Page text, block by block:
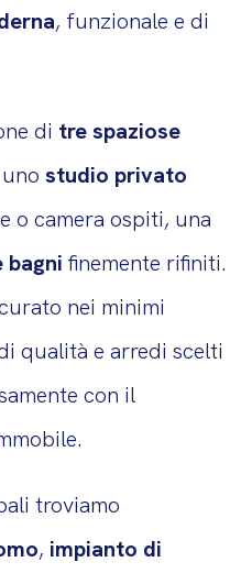
, funzionale e di
di tre spaziose
unostudio privato
o camera ospiti, una
bagni finemente rifiniti.
nei minimi
qualità e arredi scelti
con il
troviamo
, impianto di